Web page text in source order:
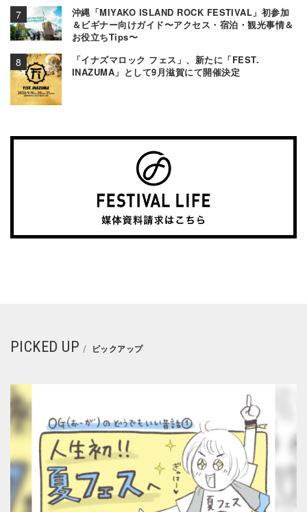
沖縄「MIYAKO ISLAND ROCK FESTIVAL」初参加
＆ビギナー向けガイド〜アクセス・宿泊・観光事情＆
お役立ちTips〜
「イナズマロック フェス」、新たに「FEST.
INAZUMA」として9月滋賀にて開催決定
PICKED UP ピックアップ